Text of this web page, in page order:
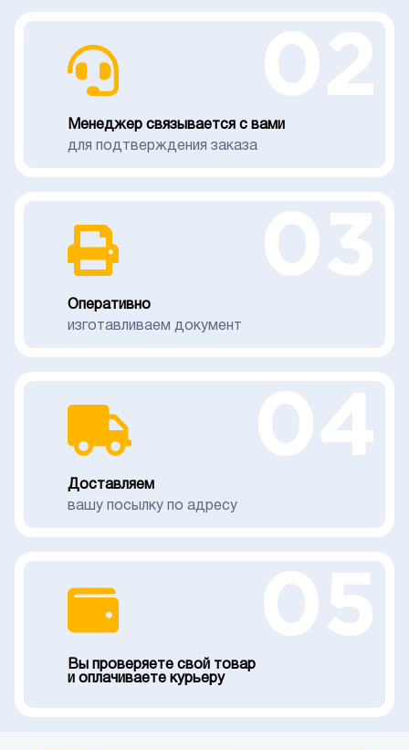
Менеджер связывается с вами
для подтверждения заказа
Оперативно
изготавливаем документ
Доставляем
вашу посылку по адресу
Вы проверяете свой товар
и оплачиваете курьеру